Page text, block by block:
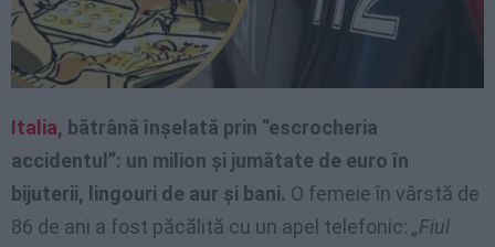
Italia, bătrână înșelată prin ”escrocheria
accidentul”: un milion și jumătate de euro în
bijuterii, lingouri de aur și bani. O femeie în vârstă de
86 de ani a fost păcălită cu un apel telefonic: „Fiul